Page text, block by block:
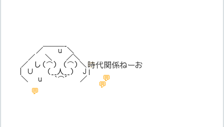
💬
💬
💬
💬
時代関係ねーお
／ u ＼
／ ＼ ／＼
／ し （⌒） （⌒） ＼
| ∪ （__人__） J |
＼ u ｀⌒´ ／